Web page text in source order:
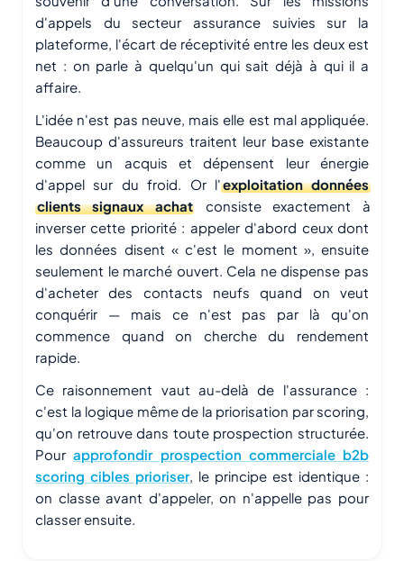
d'appels du secteur assurance suivies sur la
plateforme, l'écart de réceptivité entre les deux est
net : on parle à quelqu'un qui sait déjà à qui il a
affaire.
L'idée n'est pas neuve, mais elle est mal appliquée.
Beaucoup d'assureurs traitent leur base existante
comme un acquis et dépensent leur énergie
d'appel sur du froid. Or l'exploitation données
clients signaux achat consiste exactement à
inverser cette priorité : appeler d'abord ceux dont
les données disent « c'est le moment », ensuite
seulement le marché ouvert. Cela ne dispense pas
d'acheter des contacts neufs quand on veut
conquérir — mais ce n'est pas par là qu'on
commence quand on cherche du rendement
rapide.
Ce raisonnement vaut au-delà de l'assurance :
c'est la logique même de la priorisation par scoring,
qu'on retrouve dans toute prospection structurée.
Pourapprofondir prospection commerciale b2b
scoring cibles prioriser, le principe est identique :
on classe avant d'appeler, on n'appelle pas pour
classer ensuite.